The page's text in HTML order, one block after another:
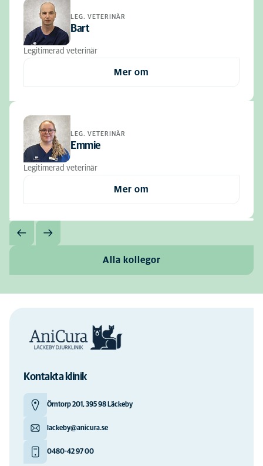
LEG. VETERINÄR
Bart
Legitimerad veterinär
Mer om
LEG. VETERINÄR
Emmie
Legitimerad veterinär
Mer om
Alla kollegor
Kontakta klinik
Örntorp 201, 395 98 Läckeby
lackeby@anicura.se
0480-42 97 00